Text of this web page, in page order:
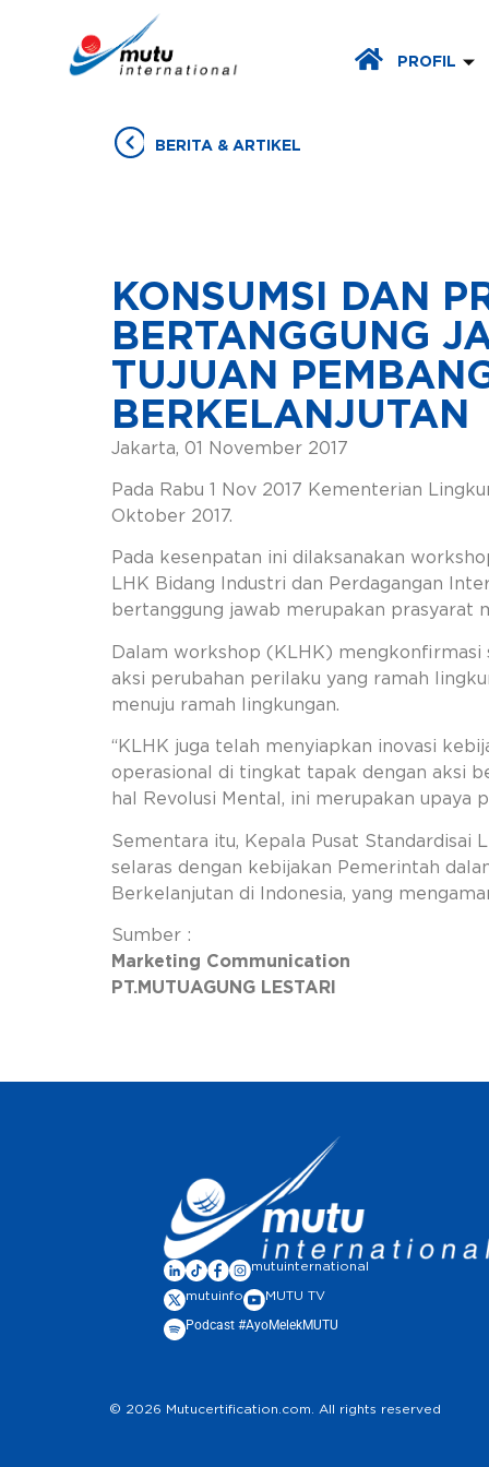
PROFIL
BERITA & ARTIKEL
KONSUMSI DAN
BERTANGGUNG
TUJUAN
BERKELANJUTAN
Jakarta, 01 November 2017
Pada Rabu 1 Nov 2017 Kementerian
Oktober 2017.
Pada kesenpatan ini dilaksanakan
LHK Bidang Industri dan Perdagangan
bertanggung jawab merupakan prasyarat
Dalam workshop (KLHK) mengkonfirmasi
aksi perubahan perilaku yang ramah
menuju ramah lingkungan.
“KLHK juga telah menyiapkan inovasi
operasional di tingkat tapak dengan aksi
hal Revolusi Mental, ini merupakan
Sementara itu, Kepala Pusat Standardisai
selaras dengan kebijakan Pemerintah
Berkelanjutan di Indonesia, yang
Sumber :
Marketing Communication
PT.MUTUAGUNG LESTARI
mutuinternational
mutuinfo MUTU TV
Podcast #AyoMelekMUTU
© 2026 Mutucertification.com. All rights reserved